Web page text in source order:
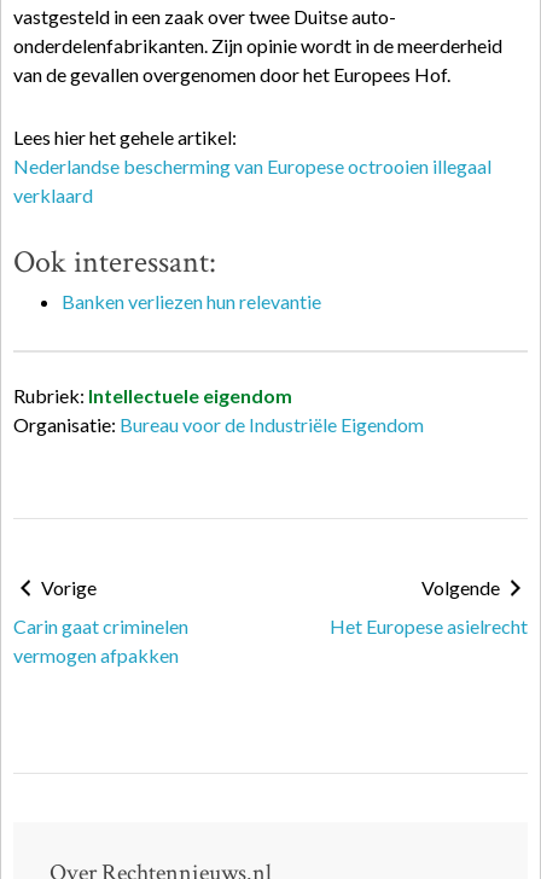
vastgesteld in een zaak over twee Duitse auto-
onderdelenfabrikanten. Zijn opinie wordt in de meerderheid
van de gevallen overgenomen door het Europees Hof.
Lees hier het gehele artikel:
Nederlandse bescherming van Europese octrooien illegaal
verklaard
Ook interessant:
Banken verliezen hun relevantie
Rubriek: Intellectuele eigendom
Organisatie: Bureau voor de Industriële Eigendom
Vorige
Carin gaat criminelen
vermogen afpakken
Volgende
Het Europese asielrecht